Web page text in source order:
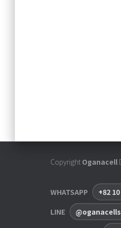
Copyright Oganacell
WHATSAPP
+82
LINE